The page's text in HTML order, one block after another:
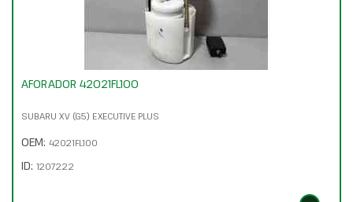
AFORADOR 42021FL100
SUBARU XV (G5) EXECUTIVE PLUS
OEM: 42021FL100
ID: 1207222